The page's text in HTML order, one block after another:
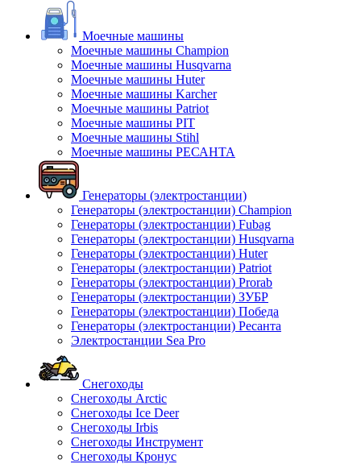
Моечные машины
Моечные машины Champion
Моечные машины Husqvarna
Моечные машины Huter
Моечные машины Karcher
Моечные машины Patriot
Моечные машины PIT
Моечные машины Stihl
Моечные машины РЕСАНТА
Генераторы (электростанции)
Генераторы (электростанции) Champion
Генераторы (электростанции) Fubag
Генераторы (электростанции) Husqvarna
Генераторы (электростанции) Huter
Генераторы (электростанции) Patriot
Генераторы (электростанции) Prorab
Генераторы (электростанции) ЗУБР
Генераторы (электростанции) Победа
Генераторы (электростанции) Ресанта
Электростанции Sea Pro
Снегоходы
Снегоходы Arctic
Снегоходы Ice Deer
Снегоходы Irbis
Снегоходы Инструмент
Снегоходы Кронус